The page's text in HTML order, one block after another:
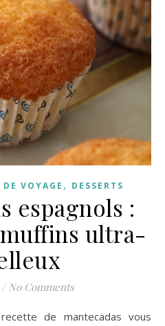
VOYAGE , DESSERTS
espagnols :
ultra-
/ No Comments